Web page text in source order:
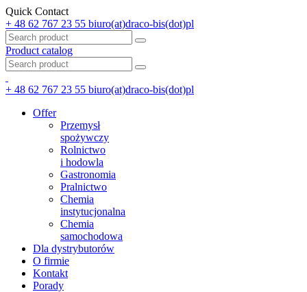
Quick Contact
+ 48 62 767 23 55 biuro(at)draco-bis(dot)pl
Product catalog
+ 48 62 767 23 55 biuro(at)draco-bis(dot)pl
Offer
Przemysł
spożywczy
Rolnictwo
i hodowla
Gastronomia
Pralnictwo
Chemia
instytucjonalna
Chemia
samochodowa
Dla dystrybutorów
O firmie
Kontakt
Porady